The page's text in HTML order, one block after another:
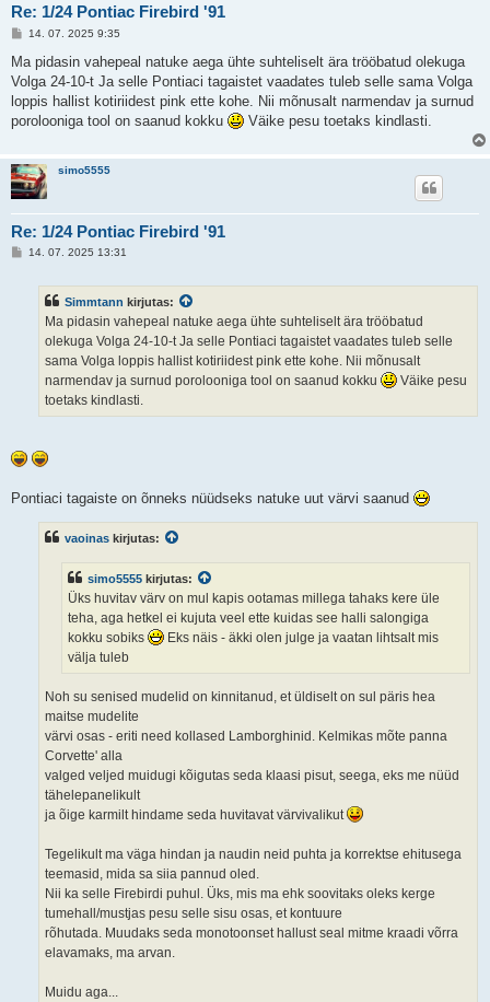
Re: 1/24 Pontiac Firebird '91
P
s
i
t
u
s
14. 07. 2025 9:35
Ma pidasin vahepeal natuke aega ühte suhteliselt ära trööbatud olekuga
Volga 24-10-t Ja selle Pontiaci tagaistet vaadates tuleb selle sama Volga
loppis hallist kotiriidest pink ette kohe. Nii mõnusalt narmendav ja surnud
porolooniga tool on saanud kokku
Väike pesu toetaks kindlasti.
simo5555
Re: 1/24 Pontiac Firebird '91
P14. 07. 2025 13:31
Simmtann kirjutas:
Ma pidasin vahepeal natuke aega ühte suhteliselt ära trööbatud
olekuga Volga 24-10-t Ja selle Pontiaci tagaistet vaadates tuleb selle
sama Volga loppis hallist kotiriidest pink ette kohe. Nii mõnusalt
narmendav ja surnud porolooniga tool on saanud kokku
Väike pesu
toetaks kindlasti.
Pontiaci tagaiste on õnneks nüüdseks natuke uut värvi saanud
vaoinas kirjutas:
simo5555 kirjutas:
Üks huvitav värv on mul kapis ootamas millega tahaks kere üle
teha, aga hetkel ei kujuta veel ette kuidas see halli salongiga
kokku sobiks
Eks näis - äkki olen julge ja vaatan lihtsalt mis
välja tuleb
Noh su senised mudelid on kinnitanud, et üldiselt on sul päris hea
maitse mudelite
värvi osas - eriti need kollased Lamborghinid. Kelmikas mõte panna
Corvette' alla
valged veljed muidugi kõigutas seda klaasi pisut, seega, eks me nüüd
tähelepanelikult
ja õige karmilt hindame seda huvitavat värvivalikut
Tegelikult ma väga hindan ja naudin neid puhta ja korrektse ehitusega
teemasid, mida sa siia pannud oled.
Nii ka selle Firebirdi puhul. Üks, mis ma ehk soovitaks oleks kerge
tumehall/mustjas pesu selle sisu osas, et kontuure
rõhutada. Muudaks seda monotoonset hallust seal mitme kraadi võrra
elavamaks, ma arvan.
Muidu aga...